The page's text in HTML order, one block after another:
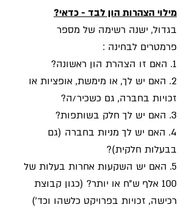
מילוי הצהרות הון לבד - כדאי?
בגדול, ישנה רשימה של מספר
פרמטרים לבחינה :
1. האם זו הצהרת הון ראשונה?
2. האם יש לך, או מימשת, אופציות או
זכויות בחברה, גם כשכיר/ה?
3. האם יש לך חלק בשותפות?
4. האם יש לך מניות בחברה (גם
בבעלות חלקית)?
5. האם יש השקעות אחרות בעלות של
100 אלף ש"ח או יותר? (כגון קבוצת
רכישה, זכויות בפרויקט כלשהו וכד')